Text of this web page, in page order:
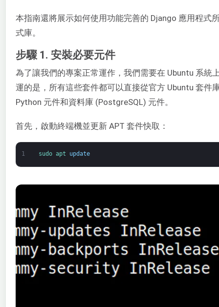
本指南還將展示如何使用功能完善的 Django 應用程式
式庫。
步驟 1. 安裝必要元件
為了讓我們的專案正常運作，我們需要在 Ubuntu 系統
運的是，所有這些套件都可以直接從官方 Ubuntu 套件
Python 元件和資料庫 (PostgreSQL) 元件。
首先，啟動終端機並更新 APT 套件快取：
1 sudo apt update